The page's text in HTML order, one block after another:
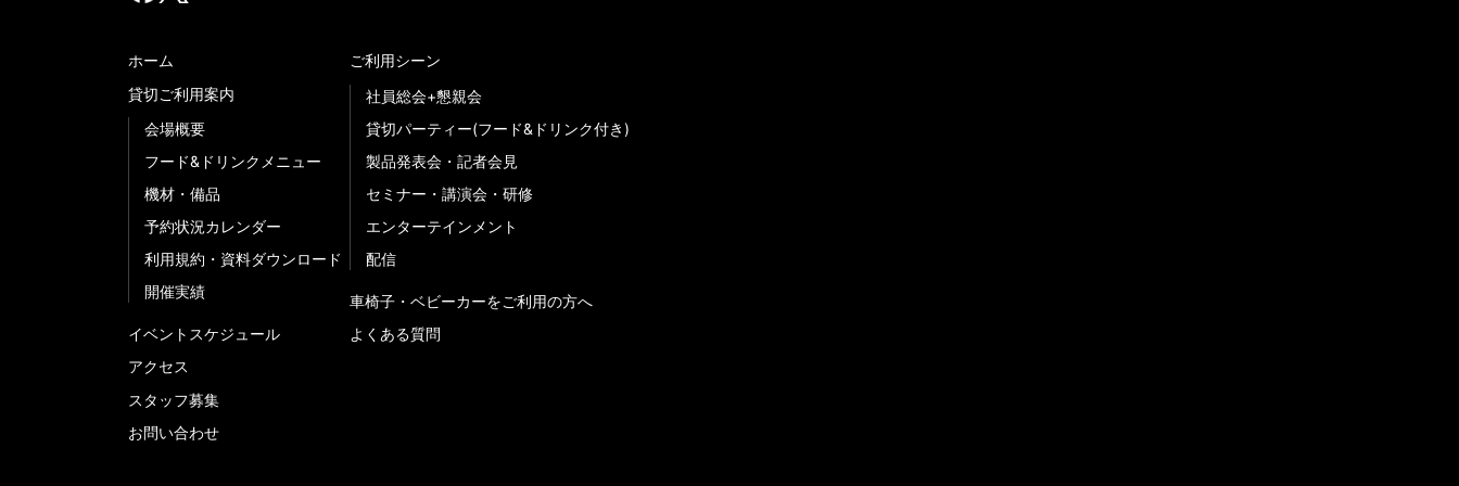
ホーム
貸切ご利用案内
会場概要
フード&ドリンクメニュー
機材・備品
予約状況カレンダー
利用規約・資料ダウンロード
開催実績
イベントスケジュール
アクセス
スタッフ募集
お問い合わせ
ご利用シーン
社員総会+懇親会
貸切パーティー(フード&ドリンク付き)
製品発表会・記者会見
セミナー・講演会・研修
エンターテインメント
配信
車椅子・ベビーカーをご利用の方へ
よくある質問